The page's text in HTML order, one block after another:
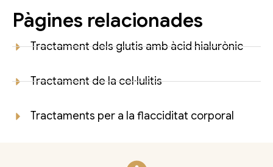
Pàgines relacionades
Tractament dels glutis amb àcid hialurònic
Tractament de la cel·lulitis
Tractaments per a la flacciditat corporal